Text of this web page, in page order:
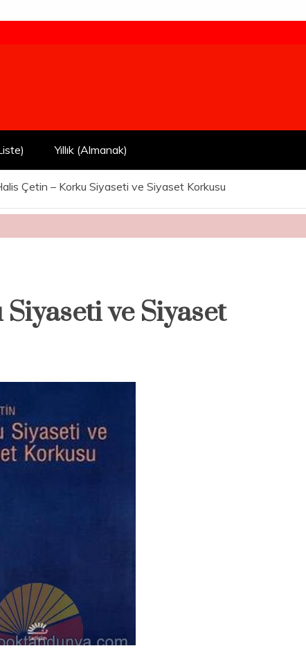
Yıllık (Almanak)
Çetin – Korku Siyaseti ve Siyaset Korkusu
ve Siyaset